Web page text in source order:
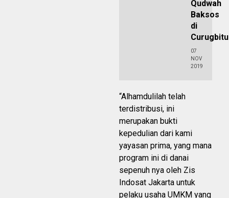
Qudwah
Baksos
di
07
NOV
2019
“Alhamdulilah telah
terdistribusi, ini
merupakan bukti
kepedulian dari kami
yayasan prima, yang mana
program ini di danai
sepenuh nya oleh Zis
Indosat Jakarta untuk
pelaku usaha UMKM yang